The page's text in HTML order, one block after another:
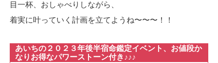
目一杯、おしゃべりしながら、
着実に叶っていく計画を立てようね〜〜〜！！
あいちの２０２３年後半宿命鑑定イベント、お値段か
なりお得なパワーストーン付き♪♪♪